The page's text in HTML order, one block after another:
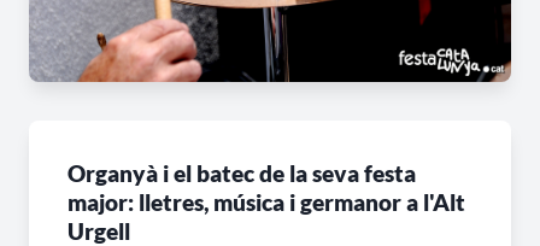
Organyà i el batec de la seva festa
major: lletres, música i germanor a l'Alt
Urgell